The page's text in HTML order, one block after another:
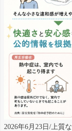
2026年6月23日/上質